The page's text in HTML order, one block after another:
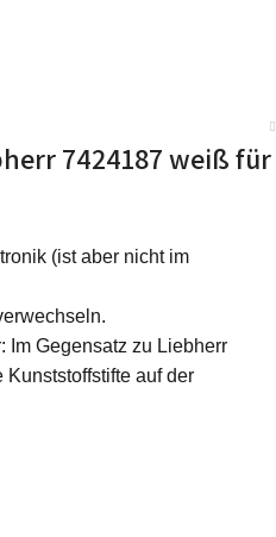
7424187 weiß für
(ist aber nicht im
Im Gegensatz zu Liebherr
auf der